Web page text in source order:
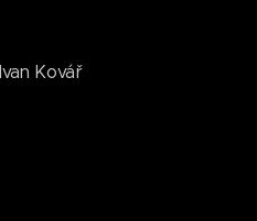
Kovář